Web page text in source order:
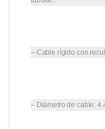
– Cable rígido con
– Diámetro de cable: